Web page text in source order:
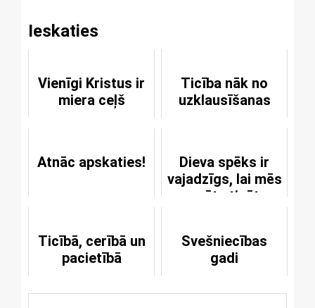
Ieskaties
Vienīgi Kristus ir
miera ceļš
Ticība nāk no
uzklausīšanas
Atnāc apskaties!
Dieva spēks ir
vajadzīgs, lai mēs
spētu ticēt
Ticībā, cerībā un
pacietībā
Svešniecības
gadi